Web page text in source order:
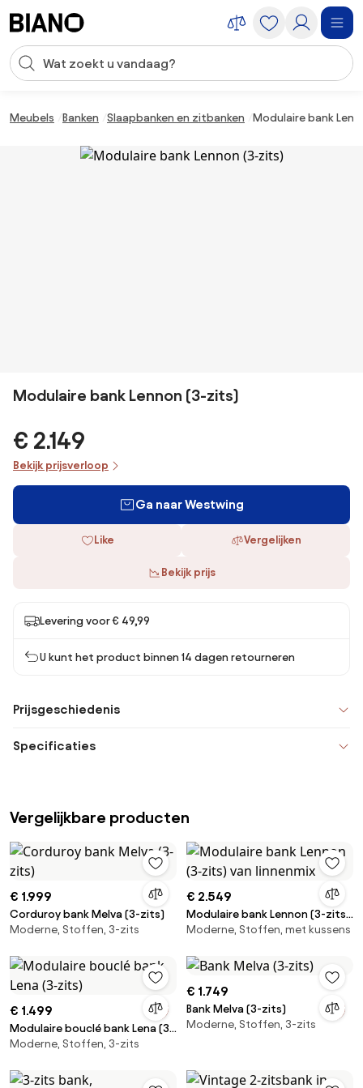
Zoekopdracht invoeren
Meubels Banken Slaapbanken en zitbanken Modulaire bank
Modulaire bank Lennon (3-zits)
€ 2.149
Bekijk prijsverloop
Ga naar Westwing
Like Vergelijken
Bekijk prijs
Levering voor € 49,99
U kunt het product binnen 14 dagen retourneren
Prijsgeschiedenis
Specificaties
Vergelijkbare producten
€ 1.999
Corduroy bank Melva (3-zits)
Moderne, Stoffen, 3-zits
€ 2.549
Modulaire bank Lennon (3-zits)
van linnenmix
Moderne, Stoffen, met kussens
€ 1.499
Modulaire bouclé bank Lena (3-
zits)
Moderne, Stoffen, 3-zits
€ 1.749
Bank Melva (3-zits)
Moderne, Stoffen, 3-zits